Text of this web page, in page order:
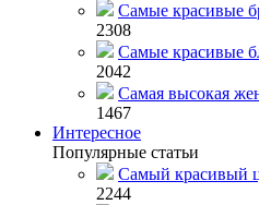
Самые красивые
2308
Самые красивые
2042
Самая высокая
1467
Интересное
Популярные статьи
Самый красивый
2244